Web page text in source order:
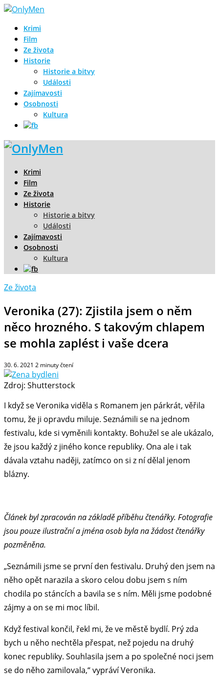
Krimi
Film
Ze života
Historie
Historie a bitvy
Události
Zajímavosti
Osobnosti
Kultura
Krimi
Film
Ze života
Historie
Historie a bitvy
Události
Zajímavosti
Osobnosti
Kultura
Ze života
Veronika (27): Zjistila jsem o něm
něco hrozného. S takovým chlapem
se mohla zaplést i vaše dcera
30. 6. 2021 2 minuty čtení
Zdroj: Shutterstock
I když se Veronika viděla s Romanem jen párkrát, věřila
tomu, že ji opravdu miluje. Seznámili se na jednom
festivalu, kde si vyměnili kontakty. Bohužel se ale ukázalo,
že jsou každý z jiného konce republiky. Ona ale i tak
dávala vztahu naději, zatímco on si z ní dělal jenom
blázny.
Článek byl zpracován na základě příběhu čtenářky. Fotografie
jsou pouze ilustrační a jména osob byla na žádost čtenářky
pozměněna.
„Seznámili jsme se první den festivalu. Druhý den jsem na
něho opět narazila a skoro celou dobu jsem s ním
chodila po stáncích a bavila se s ním. Měli jsme podobné
zájmy a on se mi moc líbil.
Když festival končil, řekl mi, že ve městě bydlí. Prý zda
bych u něho nechtěla přespat, než pojedu na druhý
konec republiky. Souhlasila jsem a po společné noci jsem
se do něho zamilovala,“ vypráví Veronika.